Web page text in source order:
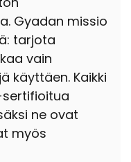
Gyadan missio
tarjota
vain
käyttäen. Kaikki
ne ovat
myös